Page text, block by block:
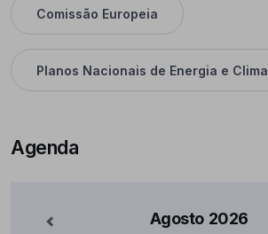
Comissão Europeia
Planos Nacionais de Energia e Clima
Agenda
Agosto 2026